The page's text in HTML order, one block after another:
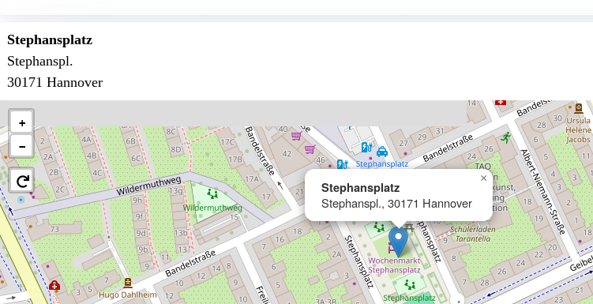
Stephansplatz
Stephanspl.
30171 Hannover
Stephansplatz
Stephanspl., 30171 Hannover
×
+
−